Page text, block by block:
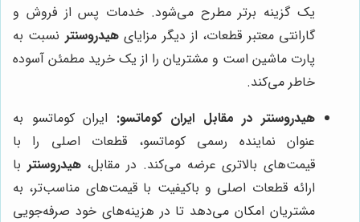
یک گزینه برتر مطرح می‌شود. خدمات پس از فروش و
گارانتی معتبر قطعات، از دیگر مزایایهیدروسنتر نسبت به
پارت ماشین است و مشتریان را از یک خرید مطمئن آسوده
خاطر می‌کند.
هیدروسنتر در مقابل ایران کوماتسو: ایران کوماتسو به
عنوان نماینده رسمی کوماتسو، قطعات اصلی را با
قیمت‌های بالاتری عرضه می‌کند. در مقابل،هیدروسنتر با
ارائه قطعات اصلی و باکیفیت با قیمت‌های مناسب‌تر، به
مشتریان امکان می‌دهد تا در هزینه‌های خود صرفه‌جویی